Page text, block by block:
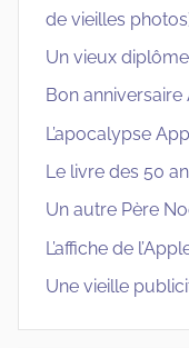
de vieilles
Un vieux diplôme
Bon anniversaire
L’apocalypse
Le livre des 50
Un autre Père
L’affiche de
Une vieille